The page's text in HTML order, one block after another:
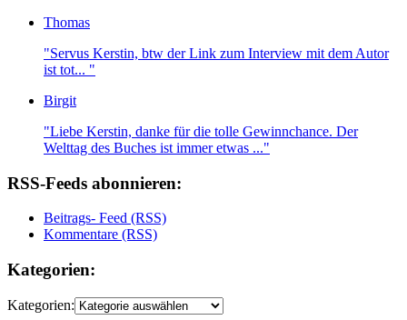
Thomas
"Servus Kerstin, btw der Link zum Interview mit dem Autor
ist tot... "
Birgit
"Liebe Kerstin, danke für die tolle Gewinnchance. Der
Welttag des Buches ist immer etwas ..."
RSS-Feeds abonnieren:
Beitrags- Feed (RSS)
Kommentare (RSS)
Kategorien:
Kategorien: